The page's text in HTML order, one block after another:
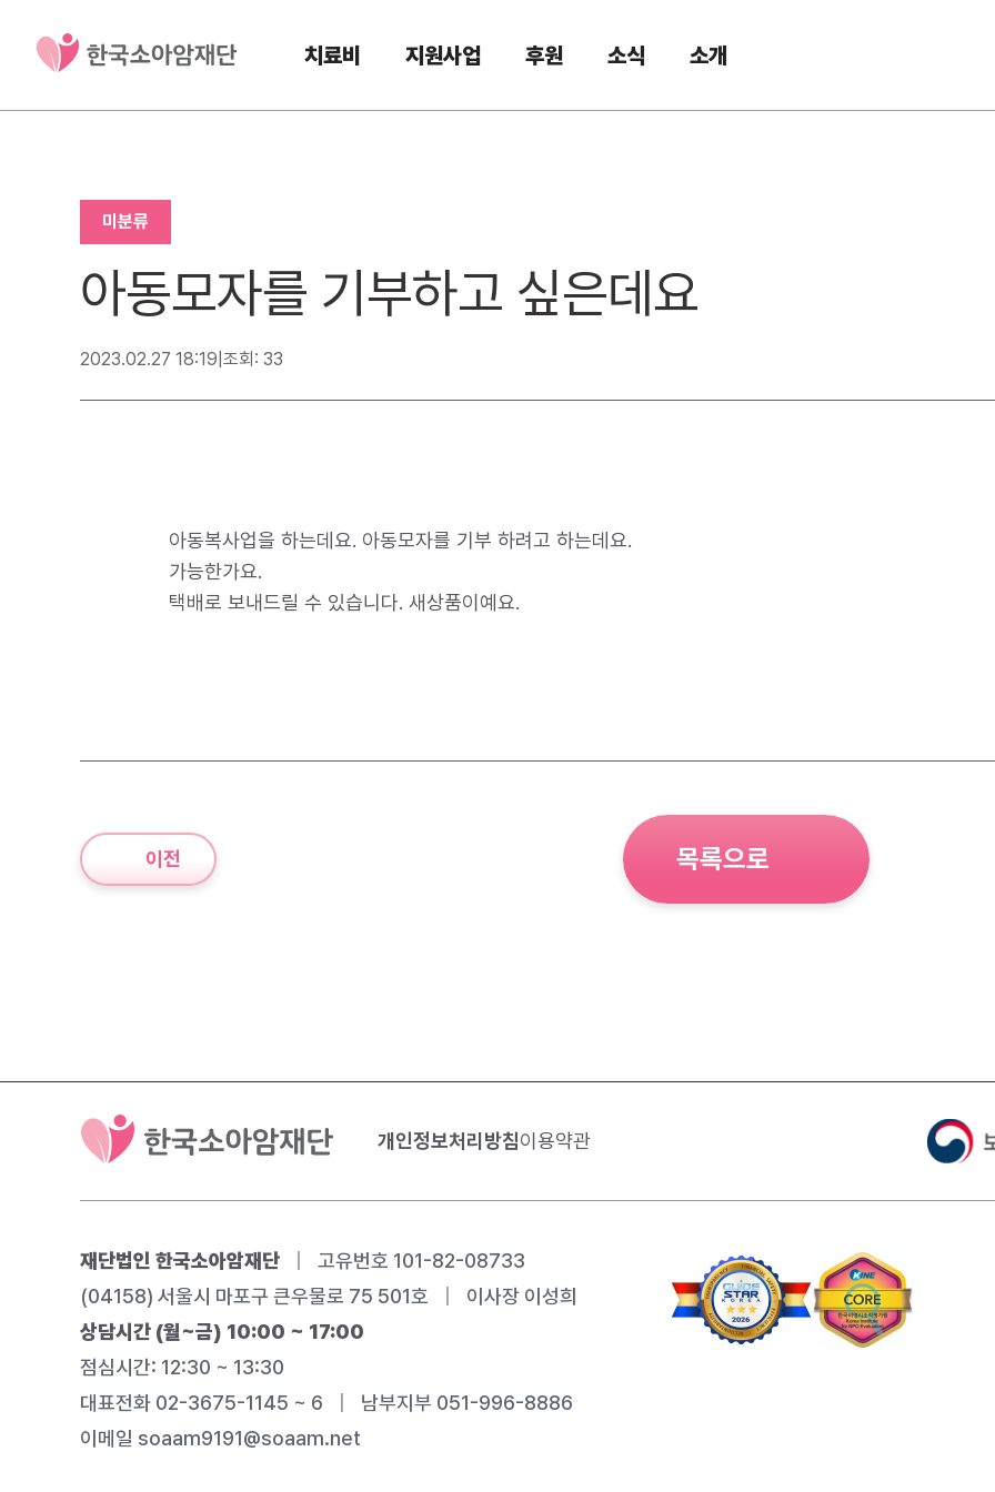
치료비 지원사업 후원 소식 소개
미분류
아동모자를 기부하고 싶은데요
2023.02.27 18:19 조회: 33
아동복사업을 하는데요. 아동모자를 기부 하려고 하는데요.
가능한가요.
택배로 보내드릴 수 있습니다. 새상품이예요.
이전 목록으로
개인정보처리방침이용약관
재단법인 한국소아암재단
고유번호 101-82-08733
(04158) 서울시 마포구 큰우물로 75 501호
이사장 이성희
상담시간 (월~금) 10:00 ~ 17:00
점심시간: 12:30 ~ 13:30
대표전화 02-3675-1145 ~ 6
남부지부 051-996-8886
이메일 soaam9191@soaam.net